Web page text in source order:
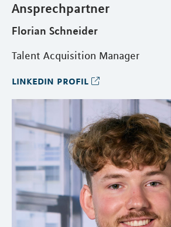
Ansprechpartner
Florian Schneider
Talent Acquisition Manager
linkedin profil